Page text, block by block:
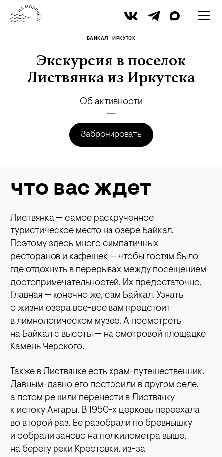
БАЙКАЛ - ИРКУТСК
Экскурсия в поселок
Листвянка из Иркутска
Об активности
Забронировать
что вас ждет
Листвянка — самое раскрученное
туристическое место на озере Байкал.
Поэтому здесь много симпатичных
ресторанов и кафешек — чтобы гостям было
где отдохнуть в перерывах между посещением
достопримечательностей. Их предостаточно.
Главная — конечно же, сам Байкал. Узнать
о жизни озера все-все вам предстоит
в лимнологическом музее. А посмотреть
на Байкал с высоты — на смотровой площадке
Камень Черского.
Также в Листвянке есть храм-путешественник.
Давным-давно его построили в другом селе,
а потом решили перенести в Листвянку
к истоку Ангары. В 1950-х церковь переехала
во второй раз. Ее разобрали по бревнышку
и собрали заново на полкилометра выше,
на берегу реки Крестовки, из-за